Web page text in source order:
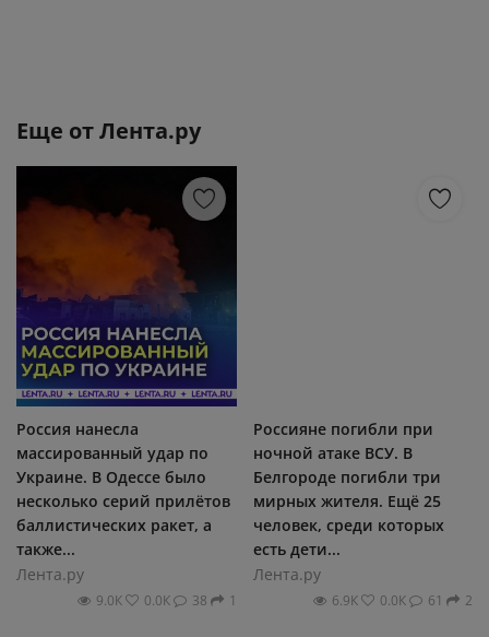
Еще отЛента.ру
Россия нанесла
массированный удар по
Украине. В Одессе было
несколько серий прилётов
баллистических ракет, а
также...
Лента.ру
9.0К 0.0К 38 1
Россияне погибли при
ночной атаке ВСУ. В
Белгороде погибли три
мирных жителя. Ещё 25
человек, среди которых
есть дети...
Лента.ру
6.9К 0.0К 61 2